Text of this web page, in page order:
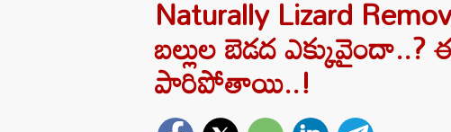
Naturally Lizard
బల్లుల బెడద ఎక్కువైందా..?
పారిపోతాయి..!